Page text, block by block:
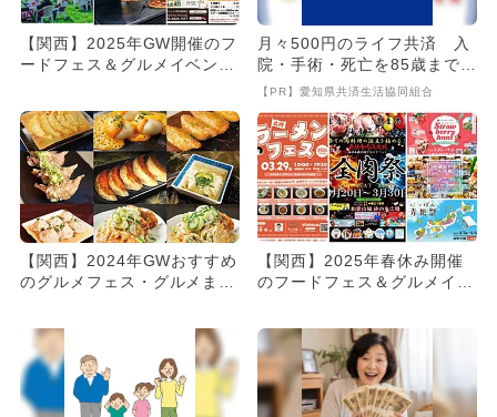
【関西】2025年GW開催のフ
ードフェス＆グルメイベン
験...
月々500円のライフ共済 入
院・手術・死亡を85歳まで保
障
【PR】愛知県共済生活協同組合
【関西】2024年GWおすすめ
のグルメフェス・グルメまつ
【関西】2025年春休み開催
のフードフェス＆グルメイベ